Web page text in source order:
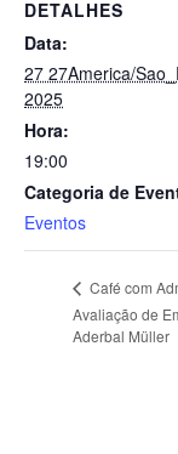
DETALHES
Data:
27 27America/
2025
Hora:
19:00
Categoria de
Eventos
Café com
Avaliação de
Aderbal Müller